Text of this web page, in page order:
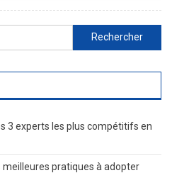
Rechercher :
3 experts les plus compétitifs en
meilleures pratiques à adopter